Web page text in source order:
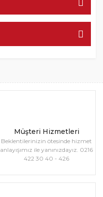
Müşteri Hizmetleri
Beklentilerinizin ötesinde hizmet
anlayışımız ile yanınızdayız. 0216
422 30 40 - 426